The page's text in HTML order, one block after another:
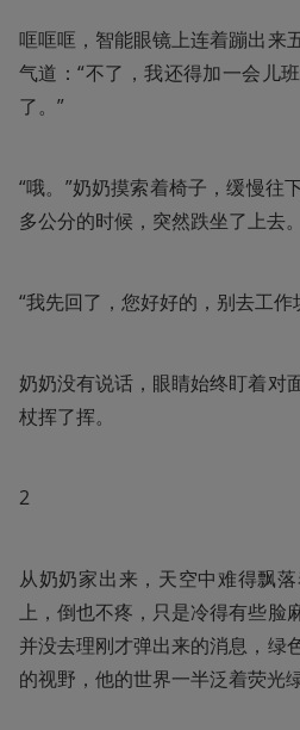
哐哐哐，智能眼镜上连着蹦出来
气道：“不了，我还得加一会儿
了。”
“哦。”奶奶摸索着椅子，缓慢往
多公分的时候，突然跌坐了上去。
“我先回了，您好好的，别去工作
奶奶没有说话，眼睛始终盯着对
杖挥了挥。
2
从奶奶家出来，天空中难得飘
上，倒也不疼，只是冷得有些脸
并没去理刚才弹出来的消息，绿
的视野，他的世界一半泛着荧光绿